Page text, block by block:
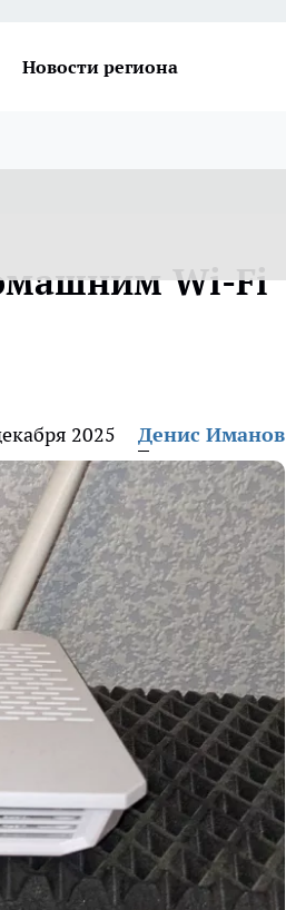
Новости региона
Wi-Fi
2025 Денис Иманов